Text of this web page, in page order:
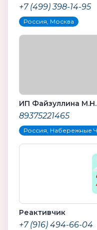
+7 (499) 398-14-95
Россия, Москва
ИП Файзуллина М.Н.
89375221465
Россия, Набережные
Реактивчик
+7 (916) 494-66-04